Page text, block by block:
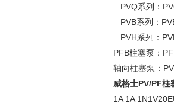
PVQ系列：
PVB系列：
PVH系列：
PFB柱塞泵：
轴向柱塞泵：
威格士PV/PF柱
1A 1A